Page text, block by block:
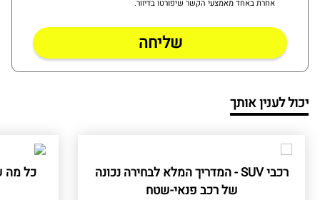
אחרת באחד מאמצעי הקשר שיפורטו בדיוור.
יכול לענין אותך
רכבי SUV - המדריך המלא לבחירה נכונה
של רכב פנאי-שטח
כל מה